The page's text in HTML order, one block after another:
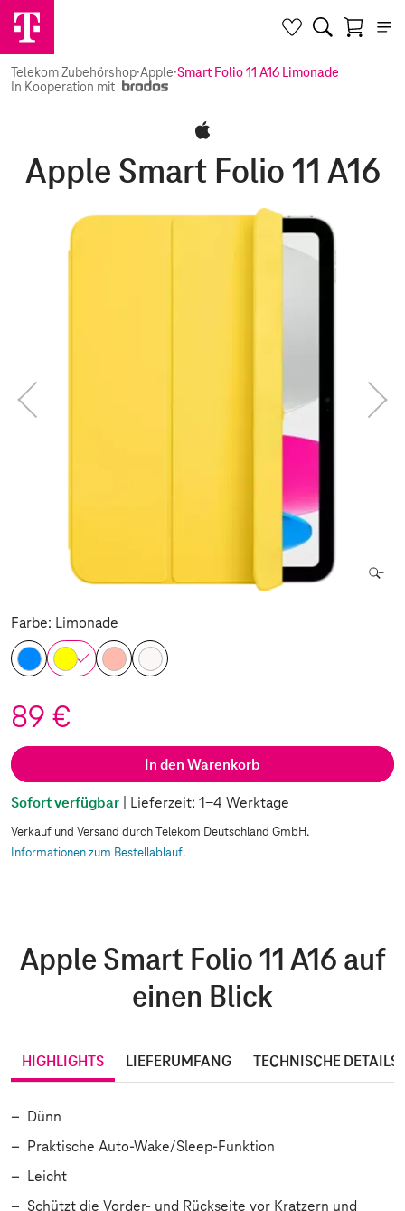
Telekom Zubehörshop·Apple·Smart Folio 11 A16 Limonade
In Kooperation mit
Apple Smart Folio 11 A16
Farbe: Limonade
89 €
In den Warenkorb
Sofort verfügbar | Lieferzeit: 1-4 Werktage
Verkauf und Versand durch Telekom Deutschland GmbH.
Informationen zum Bestellablauf.
Apple Smart Folio 11 A16 auf
einen Blick
HIGHLIGHTS LIEFERUMFANG TECHNISCHE DETAILS
Dünn
Praktische Auto-Wake/Sleep-Funktion
Leicht
Schützt die Vorder‑ und Rückseite vor Kratzern und